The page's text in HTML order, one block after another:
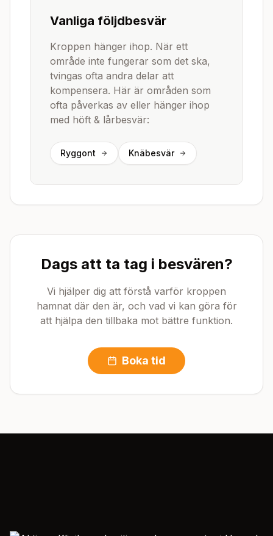
Vanliga följdbesvär
Kroppen hänger ihop. När ett
område inte fungerar som det ska,
tvingas ofta andra delar att
kompensera. Här är områden som
ofta påverkas av eller hänger ihop
med höft & lårbesvär:
Ryggont Knäbesvär
Dags att ta tag i besvären?
Vi hjälper dig att förstå varför kroppen
hamnat där den är, och vad vi kan göra för
att hjälpa den tillbaka mot bättre funktion.
Boka tid